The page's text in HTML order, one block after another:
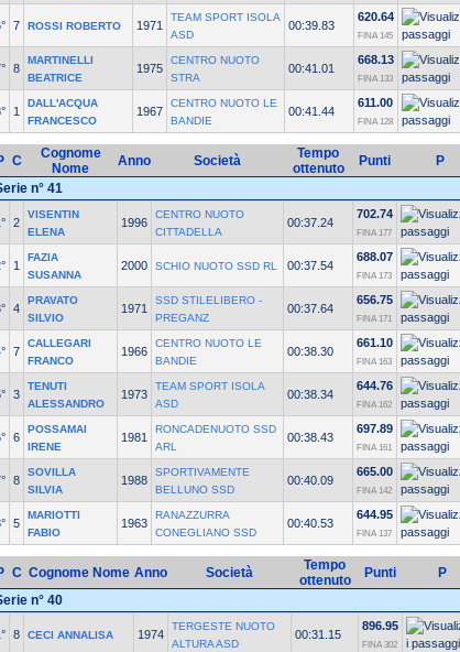
7 ROSSI ROBERTO 1971
TEAM SPORT ISOLA
ASD
00:39.83
620.64
FINA 145
8
MARTINELLI
BEATRICE
1975
CENTRO NUOTO
STRA
00:41.01
668.13
FINA 133
1
DALL'ACQUA
FRANCESCO
1967
CENTRO NUOTO LE
BANDIE
00:41.44
611.00
FINA 128
C
Cognome
Nome
Anno Società
Tempo
ottenuto
Punti
P
n° 41
2
VISENTIN
ELENA
1996
CENTRO NUOTO
CITTADELLA
00:37.24
702.74
FINA 177
1
FAZIA
SUSANNA
2000 SCHIO NUOTO SSD RL 00:37.54
688.07
FINA 173
4
PRAVATO
SILVIO
1971
SSD STILELIBERO -
PREGANZ
00:37.64
656.75
FINA 171
7
CALLEGARI
FRANCO
1966
CENTRO NUOTO LE
BANDIE
00:38.30
661.10
FINA 163
3
TENUTI
ALESSANDRO
1973
TEAM SPORT ISOLA
ASD
00:38.34
644.76
FINA 162
6
POSSAMAI
IRENE
1981
RONCADENUOTO SSD
ARL
00:38.43
697.89
FINA 161
8
SOVILLA
SILVIA
1988
SPORTIVAMENTE
BELLUNO SSD
00:40.09
665.00
FINA 142
5
MARIOTTI
FABIO
1963
RANAZZURRA
CONEGLIANO SSD
00:40.53
644.95
FINA 137
C Cognome Nome Anno Società
Tempo
ottenuto
Punti
P
n° 40
8 CECI ANNALISA 1974
TERGESTE NUOTO
ALTURA ASD
00:31.15
896.95
FINA 302